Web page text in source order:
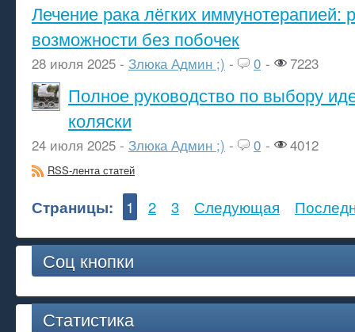
Лечение рака лёгких иммунотерапией:
возможности без побочек
28 июля 2025 - Злюка Админ ;) - 0 - 7223
Полное руководство по выбору
коляски
24 июля 2025 - Злюка Админ ;) - 0 - 4012
RSS-лента статей
Страницы: 1 2 3 Следующая
Соц кнопки
Статистика